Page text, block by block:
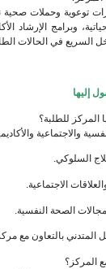
توعوية وحملات صحية
وبرامج الإرشاد
السريع في الحالات
إليها
المركز للطلبة؟
والاجتماعية
السلوكي.
الاجتماعية.
الصحة النفسية.
المتدني بالتعاون مع
المركز؟